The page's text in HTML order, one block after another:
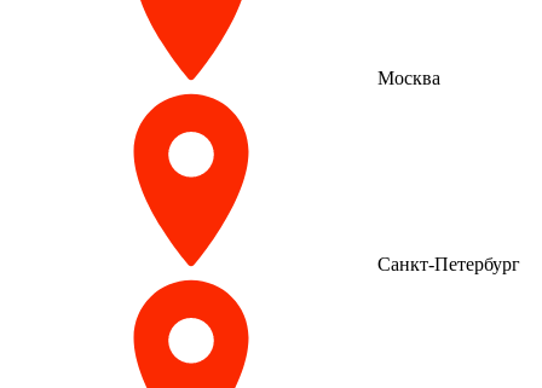
Москва
Санкт-Петербург